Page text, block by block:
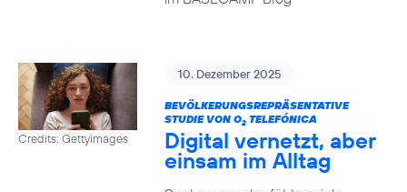
Credits: Gettyimages
10. Dezember 2025
BEVÖLKERUNGSREPRÄSENTATIVE
STUDIE VON O2TELEFÓNICA
Digital vernetzt, aber
einsam im Alltag